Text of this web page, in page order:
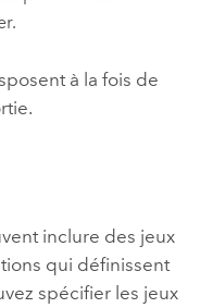
à la fois de
inclure des jeux
qui définissent
spécifier les jeux